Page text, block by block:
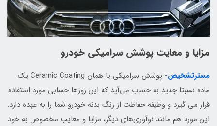
مزایا و معایت پوشش سرامیکی خودرو
مسترتشخیص
- پوشش سرامیکی یا همان Ceramic Coating یک
ماده نسبتا جدید به حساب می‌آید که این روزها حسابی مورد استفاده
قرار می گیرد و وظیفه حفاظت از رنگ بدنه خودرو شما را به عهده دارد.
این مورد هم مانند نوآوری‌های دیگر، مزایا و معایب مخصوص به خود